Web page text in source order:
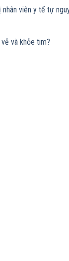
nhân viên y tế tự
và khỏe tim?